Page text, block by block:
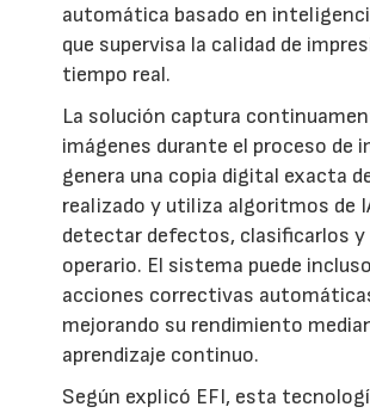
automática basado en
que supervisa la calidad de
tiempo real.
La solución captura
imágenes durante el proceso de
genera una copia digital exacta
realizado y utiliza algoritmos de
detectar defectos, clasificarlos y
operario. El sistema puede
acciones correctivas
mejorando su rendimiento
aprendizaje continuo.
Según explicó EFI, esta